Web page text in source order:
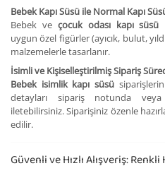
Bebek Kapı Süsü ile Normal Kapı
Bebek ve çocuk odası kapı süsü
uygun özel figürler (ayıcık, bulut,
malzemelerle tasarlanır.
İsimli ve Kişiselleştirilmiş Sipariş
Bebek isimlik kapı süsü
detayları sipariş notunda veya
iletebilirsiniz. Siparişiniz özenle
edilir.
Güvenli ve Hızlı Alışveriş: